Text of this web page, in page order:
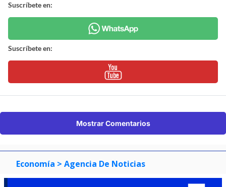
Suscríbete en:
Suscríbete en:
Mostrar Comentarios
Economía > Agencia De Noticias